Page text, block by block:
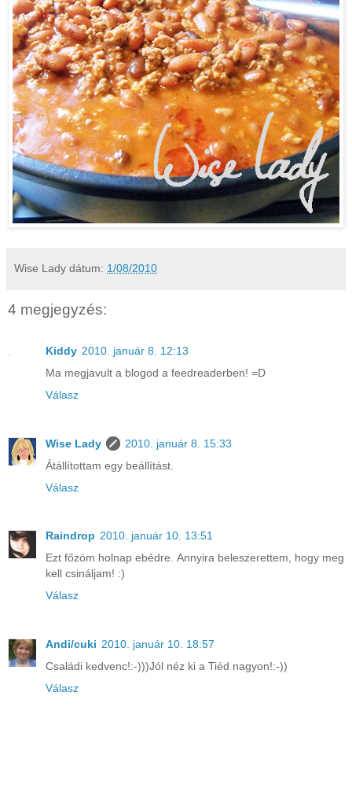
Wise Lady dátum: 1/08/2010
4 megjegyzés:
Kiddy 2010. január 8. 12:13
Ma megjavult a blogod a feedreaderben! =D
Válasz
Wise Lady
2010. január 8. 15:33
Átállítottam egy beállítást.
Válasz
Raindrop 2010. január 10. 13:51
Ezt főzöm holnap ebédre. Annyira beleszerettem, hogy meg
kell csináljam! :)
Válasz
Andi/cuki 2010. január 10. 18:57
Családi kedvenc!:-)))Jól néz ki a Tiéd nagyon!:-))
Válasz